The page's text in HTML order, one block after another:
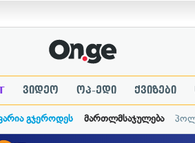
ვიდეო ოპ-ედი ქვიზები
გჯეროდეს მართლმსაჯულება